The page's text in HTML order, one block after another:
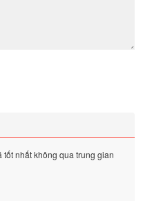
nhất không qua trung gian